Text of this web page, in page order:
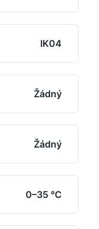
IK04
Žádný
Žádný
0–35 °C